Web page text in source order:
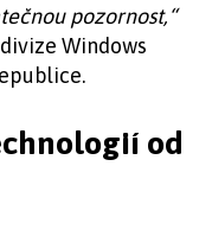
pozornost,“
Windows
od